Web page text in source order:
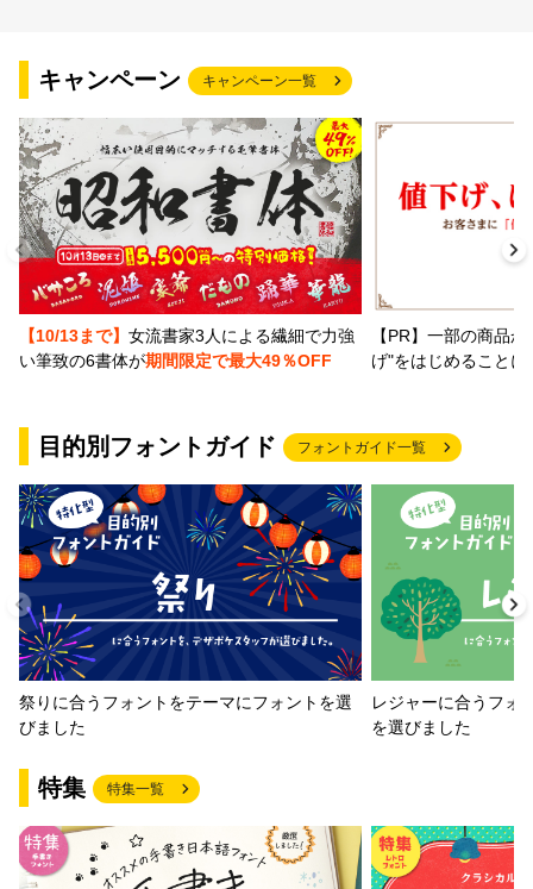
キャンペーン キャンペーン一覧
【10/13まで】 女流書家3人による繊細で力強
い筆致の6書体が期間限定で最大49％OFF
【PR】一部の商品
げ"をはじめること
目的別フォントガイド フォントガイド一覧
祭りに合うフォントをテーマにフォントを選
びました
レジャーに合うフォ
を選びました
特集 特集一覧